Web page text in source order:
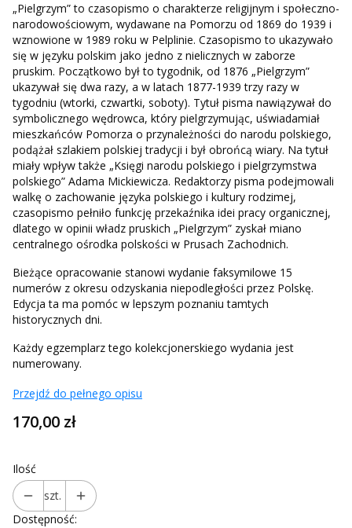
„Pielgrzym” to czasopismo o charakterze religijnym i społeczno-
narodowościowym, wydawane na Pomorzu od 1869 do 1939 i
wznowione w 1989 roku w Pelplinie. Czasopismo to ukazywało
się w języku polskim jako jedno z nielicznych w zaborze
pruskim. Początkowo był to tygodnik, od 1876 „Pielgrzym”
ukazywał się dwa razy, a w latach 1877-1939 trzy razy w
tygodniu (wtorki, czwartki, soboty). Tytuł pisma nawiązywał do
symbolicznego wędrowca, który pielgrzymując, uświadamiał
mieszkańców Pomorza o przynależności do narodu polskiego,
podążał szlakiem polskiej tradycji i był obrońcą wiary. Na tytuł
miały wpływ także „Księgi narodu polskiego i pielgrzymstwa
polskiego” Adama Mickiewicza. Redaktorzy pisma podejmowali
walkę o zachowanie języka polskiego i kultury rodzimej,
czasopismo pełniło funkcję przekaźnika idei pracy organicznej,
dlatego w opinii władz pruskich „Pielgrzym” zyskał miano
centralnego ośrodka polskości w Prusach Zachodnich.
Bieżące opracowanie stanowi wydanie faksymilowe 15
numerów z okresu odzyskania niepodległości przez Polskę.
Edycja ta ma pomóc w lepszym poznaniu tamtych
historycznych dni.
Każdy egzemplarz tego kolekcjonerskiego wydania jest
numerowany.
Przejdź do pełnego opisu
Cena
170,00 zł
Ilość
szt.
Dostępność: